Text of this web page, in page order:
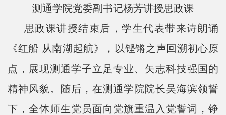
测通学院党委副书记杨芳讲授思政课
思政课讲授结束后，学生代表带来诗朗诵
《红船 从南湖起航》，以铿锵之声回溯初心原
点，展现测通学子立足专业、矢志科技强国的
精神风貌。随后，在测通学院院长吴海滨领誓
下，全体师生党员面向党旗重温入党誓词，铮